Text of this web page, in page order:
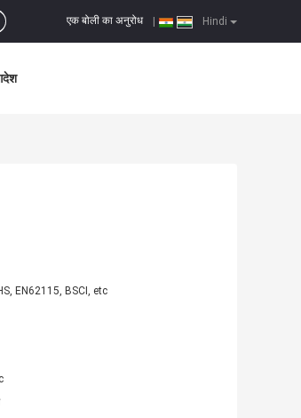
Hindi
एक बोली का अनुरोध
EN62115, BSCI, etc